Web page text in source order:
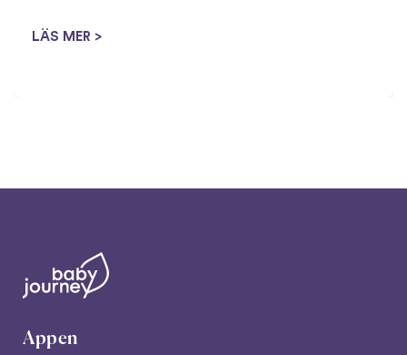
LÄS MER >
Appen